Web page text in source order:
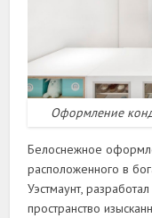
Оформление
Белоснежное
расположенного в
Уэстмаунт,
пространство